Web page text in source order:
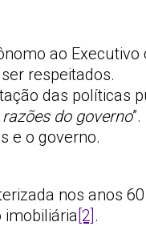
ao
respeitados.
das políticas
do governo”.
e o governo.
nos anos
[2] .